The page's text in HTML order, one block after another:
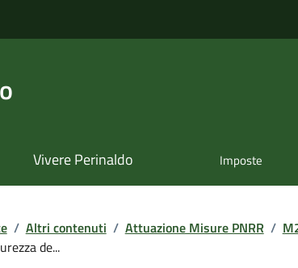
Vivere Perinaldo Imposte
/ Altri contenuti / Attuazione Misure PNRR /
de...